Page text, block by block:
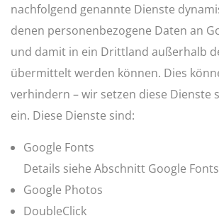
nachfolgend genannte Dienste
denen personenbezogene Daten an
und damit in ein Drittland außerhalb
übermittelt werden können. Dies
verhindern – wir setzen diese Dienste
ein. Diese Dienste sind:
Google Fonts
Details siehe Abschnitt Google Fonts
Google Photos
DoubleClick